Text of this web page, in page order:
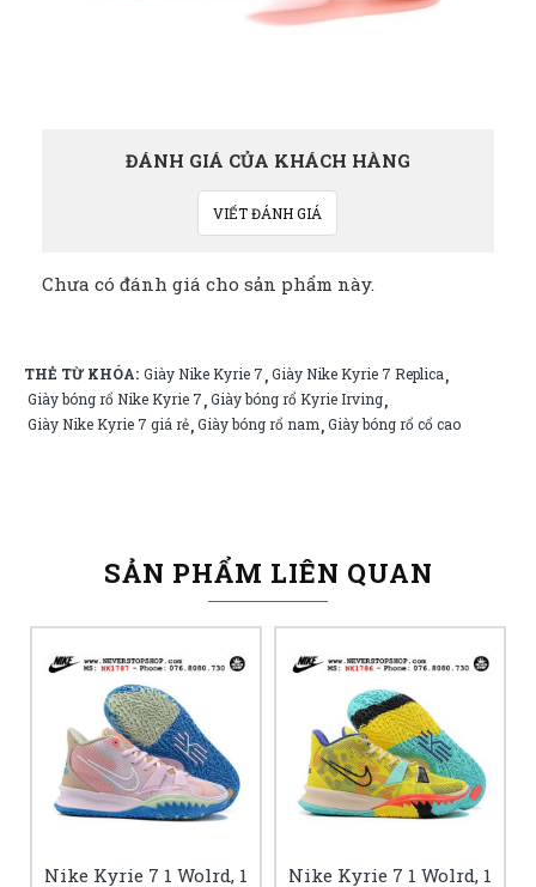
ĐÁNH GIÁ CỦA KHÁCH HÀNG
VIẾT ĐÁNH GIÁ
Chưa có đánh giá cho sản phẩm này.
THẺ TỪ KHÓA: Giày Nike Kyrie 7,Giày Nike Kyrie 7 Replica,
Giày bóng rổ Nike Kyrie 7,Giày bóng rổ Kyrie Irving,
Giày Nike Kyrie 7 giá rẻ,Giày bóng rổ nam,Giày bóng rổ cổ cao
SẢN PHẨM LIÊN QUAN
Nike Kyrie 7 1 Wolrd, 1
Nike Kyrie 7 1 Wolrd, 1